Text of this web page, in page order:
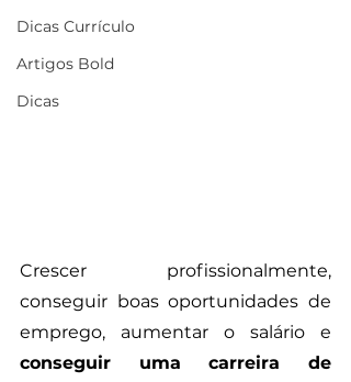
Dicas Currículo
Artigos Bold
Dicas
Crescer profissionalmente,
conseguir boas oportunidades de
conseguir uma carreira de